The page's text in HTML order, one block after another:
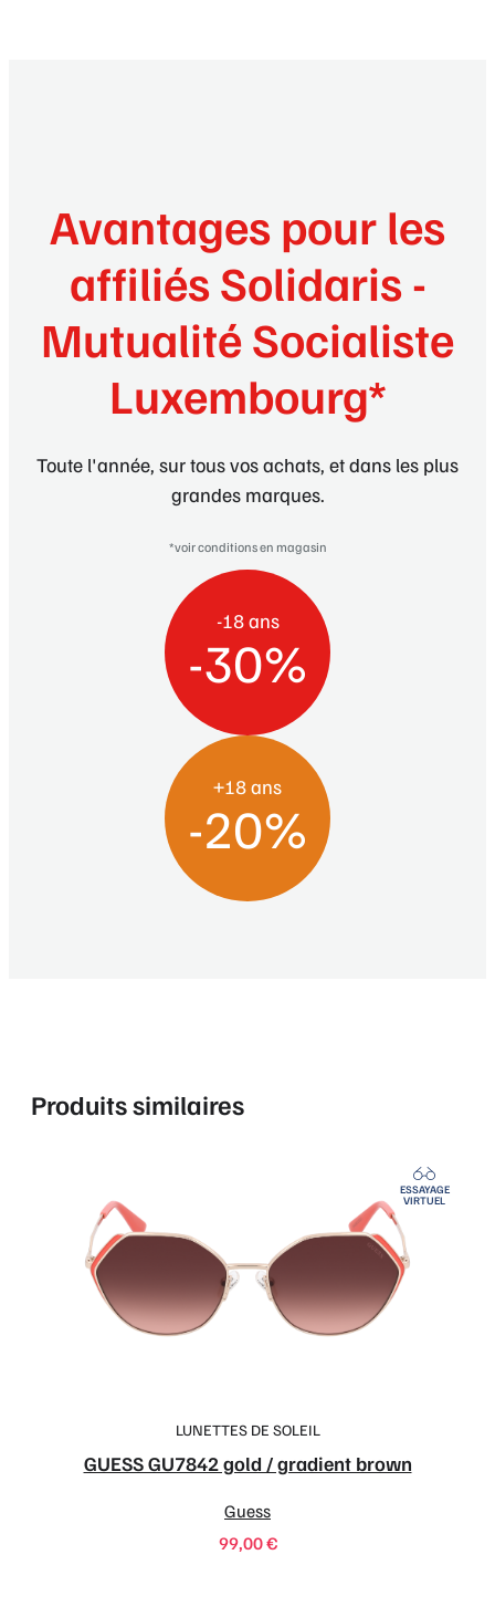
Avantages pour les
affiliés Solidaris -
Mutualité Socialiste
Luxembourg*
Toute l'année, sur tous vos achats, et dans les plus
grandes marques.
*voir conditions en magasin
-18 ans
-30%
+18 ans
-20%
Produits similaires
LUNETTES DE SOLEIL
GUESS GU7842 gold / gradient brown
Guess
99,00€
ESSAYAGE
VIRTUEL